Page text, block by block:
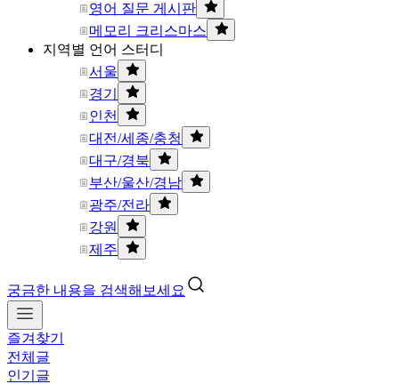
영어 질문 게시판
메모리 크리스마스
지역별 언어 스터디
서울
경기
인천
대전/세종/충청
대구/경북
부산/울산/경남
광주/전라
강원
제주
궁금한 내용을 검색해보세요
즐겨찾기
전체글
인기글